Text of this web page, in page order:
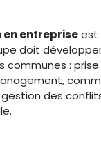
entrepriseest
doit
communes :
des